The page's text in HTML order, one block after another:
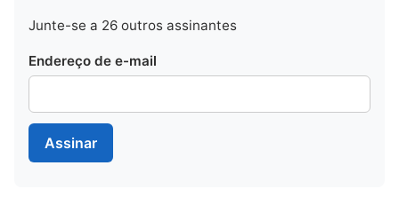
Junte-se a 26 outros assinantes
Endereço de e-mail
Assinar